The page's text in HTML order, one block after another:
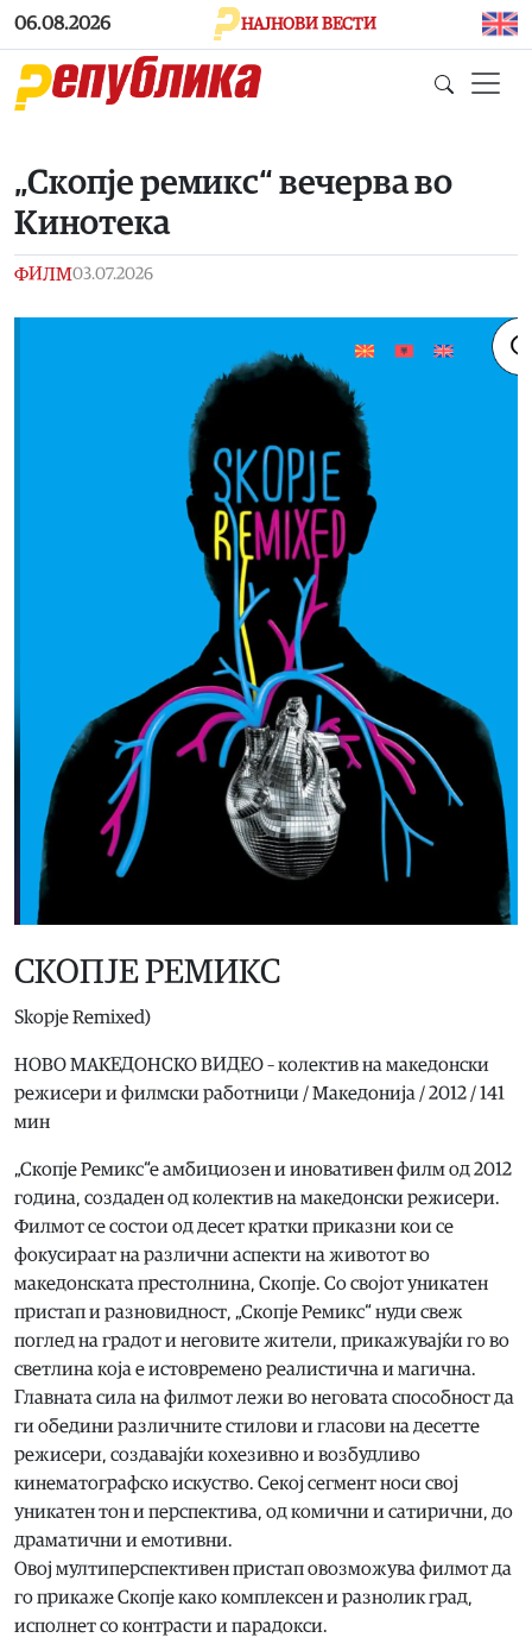
Skip to main content
06.08.2026 НАЈНОВИ ВЕСТИ
„Скопје ремикс“ вечерва во
Кинотека
ФИЛМ03.07.2026
СКОПЈЕ РЕМИКС
Skopje Remixed)
НОВО МАКЕДОНСКО ВИДЕО – колектив на македонски
режисери и филмски работници / Македонија / 2012 / 141
мин
„Скопје Ремикс“е амбициозен и иновативен филм од 2012
година, создаден од колектив на македонски режисери.
Филмот се состои од десет кратки приказни кои се
фокусираат на различни аспекти на животот во
македонската престолнина, Скопје. Со својот уникатен
пристап и разновидност, „Скопје Ремикс“ нуди свеж
поглед на градот и неговите жители, прикажувајќи го во
светлина која е истовремено реалистична и магична.
Главната сила на филмот лежи во неговата способност да
ги обедини различните стилови и гласови на десетте
режисери, создавајќи кохезивно и возбудливо
кинематографско искуство. Секој сегмент носи свој
уникатен тон и перспектива, од комични и сатирични, до
драматични и емотивни.
Овој мултиперспективен пристап овозможува филмот да
го прикаже Скопје како комплексен и разнолик град,
исполнет со контрасти и парадокси.